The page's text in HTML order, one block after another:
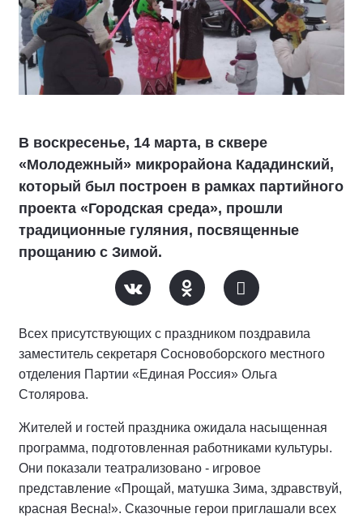
В воскресенье, 14 марта, в сквере
«Молодежный» микрорайона Кададинский,
который был построен в рамках партийного
проекта «Городская среда», прошли
традиционные гуляния, посвященные
прощанию с Зимой.
Всех присутствующих с праздником поздравила
заместитель секретаря Сосновоборского местного
отделения Партии «Единая Россия» Ольга
Столярова.
Жителей и гостей праздника ожидала насыщенная
программа, подготовленная работниками культуры.
Они показали театрализовано - игровое
представление «Прощай, матушка Зима, здравствуй,
красная Весна!». Сказочные герои приглашали всех